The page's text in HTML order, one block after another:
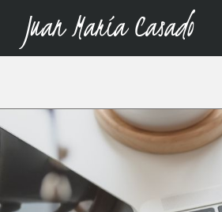
Juan María Casado